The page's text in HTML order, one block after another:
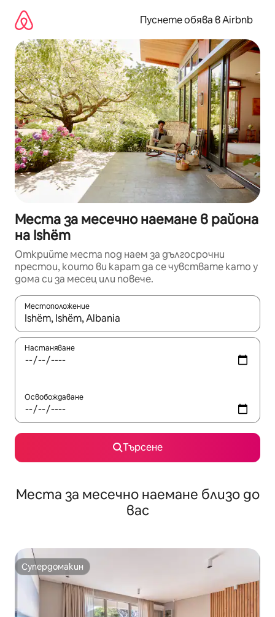
съдържанието
Пуснете обява в Airbnb
Места за месечно наемане в района
на Ishëm
Открийте места под наем за дългосрочни
престои, които ви карат да се чувствате като у
дома си за месец или повече.
Местоположение
Когато резултатите се покажат, използвайте
Настаняване
Освобождаване
Търсене
Места за месечно наемане близо до
вас
Супердомакин
Супердомакин